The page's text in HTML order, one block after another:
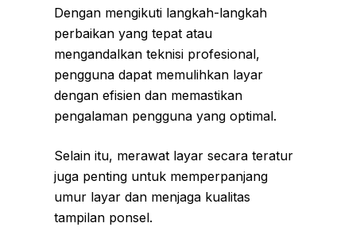
Dengan mengikuti langkah-langkah
perbaikan yang tepat atau
mengandalkan teknisi profesional,
pengguna dapat memulihkan layar
dengan efisien dan memastikan
pengalaman pengguna yang optimal.
Selain itu, merawat layar secara teratur
juga penting untuk memperpanjang
umur layar dan menjaga kualitas
tampilan ponsel.